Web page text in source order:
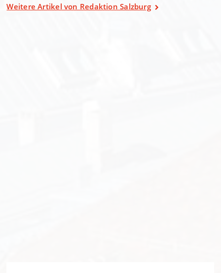
Weitere Artikel von Redaktion Salzburg